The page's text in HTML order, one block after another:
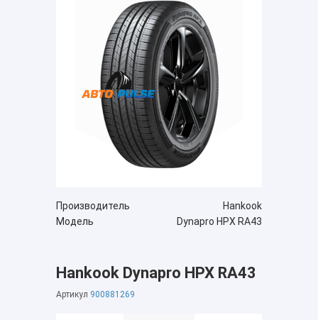
Производитель
Hankook
Модель
Dynapro HPX RA43
Hankook Dynapro HPX RA43
Артикул 900881269